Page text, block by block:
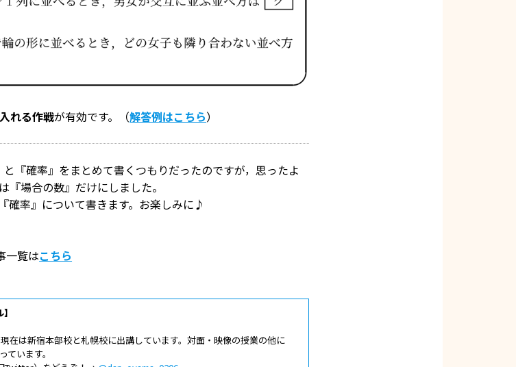
れる作戦が有効です。（解答例はこちら）
『確率』をまとめて書くつもりだったのですが，思ったよ
『場合の数』だけにしました。
確率』について書きます。お楽しみに♪
一覧はこちら
在は新宿本部校と札幌校に出講しています。対面・映像の授業の他に
います。